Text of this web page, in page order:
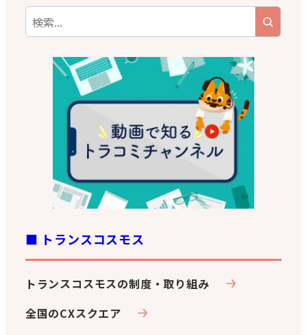
o
o
k
e
b
o
k
te
r
g
r
a
m
■ トランスコスモス
トランスコスモスの制度・取り組み
全国のCXスクエア